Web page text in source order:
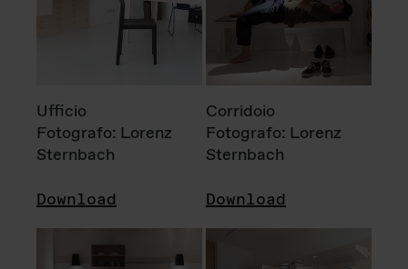
Ufficio
Fotografo: Lorenz
Sternbach
Download
Corridoio
Fotografo: Lorenz
Sternbach
Download